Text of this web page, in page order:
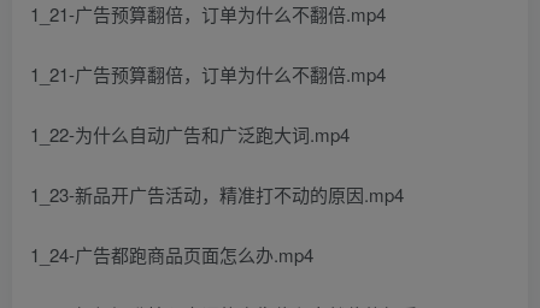
1_21-广告预算翻倍，订单为什么不翻倍.mp4
1_21-广告预算翻倍，订单为什么不翻倍.mp4
1_22-为什么自动广告和广泛跑大词.mp4
1_23-新品开广告活动，精准打不动的原因.mp4
1_24-广告都跑商品页面怎么办.mp4